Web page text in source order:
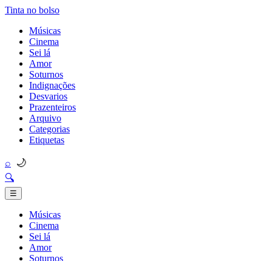
Tinta no bolso
Músicas
Cinema
Sei lá
Amor
Soturnos
Indignações
Desvarios
Prazenteiros
Arquivo
Categorias
Etiquetas
⌕ 🌙
🔍
☰
Músicas
Cinema
Sei lá
Amor
Soturnos